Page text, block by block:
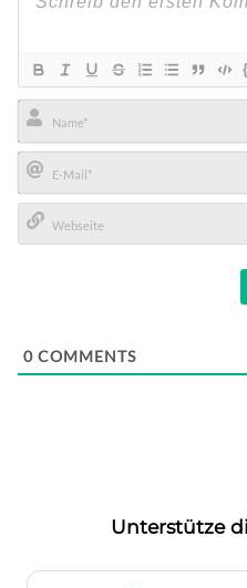
Name*
E-
Mail*
0 COMMENTS
Unterstütze